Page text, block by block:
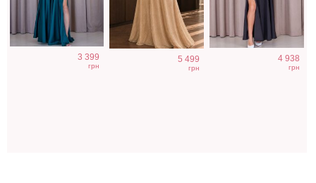
3 399
грн
5 499
грн
4 938
грн